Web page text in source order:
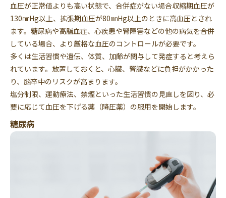
血圧が正常値よりも高い状態で、合併症がない場合収縮期血圧が
130㎜Hg以上、拡張期血圧が80㎜Hg以上のときに高血圧とされ
ます。糖尿病や高脂血症、心疾患や腎障害などの他の病気を合併
している場合、より厳格な血圧のコントロールが必要です。
多くは生活習慣や遺伝、体質、加齢が関与して発症すると考えら
れています。放置しておくと、心臓、腎臓などに負担がかかった
り、脳卒中のリスクが高まります。
塩分制限、運動療法、禁煙といった生活習慣の見直しを図り、必
要に応じて血圧を下げる薬（降圧薬）の服用を開始します。
糖尿病